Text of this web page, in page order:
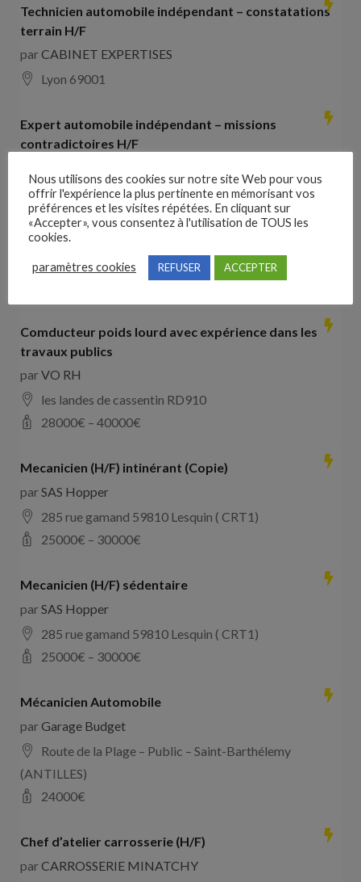
Technicien automobile indépendant – constatations
terrain H/F
parCABINET EXPERTISES
Lyon 69001
Expert automobile indépendant – missions
contradictoires H/F
Lyon 69001
Collaborateur comptable H/F
parHays France
Comducteur poids lourd avec expérience dans les
travaux publics
parVO RH
les landes de cassentin RD910
28000€ – 40000€
Mecanicien (H/F) intinérant (Copie)
parSAS Hopper
285 rue gamand 59810 Lesquin ( CRT1)
25000€ – 30000€
Mecanicien (H/F) sédentaire
parSAS Hopper
285 rue gamand 59810 Lesquin ( CRT1)
25000€ – 30000€
Mécanicien Automobile
parGarage Budget
Route de la Plage – Public – Saint-Barthélemy
(ANTILLES)
24000€
Chef d’atelier carrosserie (H/F)
parCARROSSERIE MINATCHY
Nous utilisons des cookies sur notre site Web pour vous
offrir l'expérience la plus pertinente en mémorisant vos
préférences et les visites répétées. En cliquant sur
«Accepter», vous consentez à l'utilisation de TOUS les
cookies.
paramètres cookies REFUSER ACCEPTER